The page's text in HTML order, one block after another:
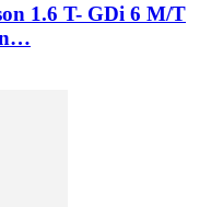
1.6 T- GDi 6 M/T